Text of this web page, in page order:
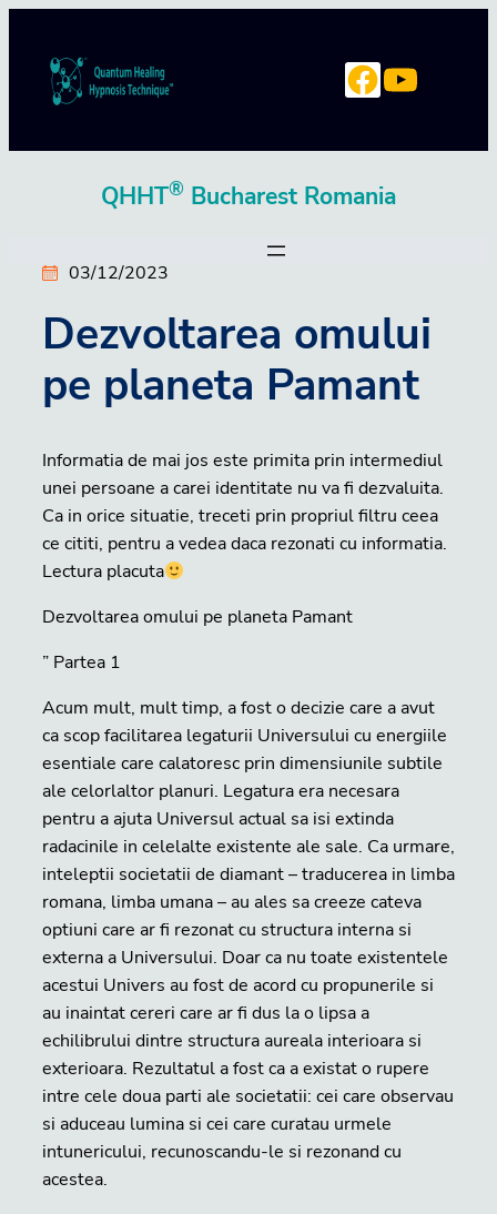
content
Facebook YouTube
QHHT® Bucharest Romania
03/12/2023
Dezvoltarea omului
pe planeta Pamant
Informatia de mai jos este primita prin intermediul
unei persoane a carei identitate nu va fi dezvaluita.
Ca in orice situatie, treceti prin propriul filtru ceea
ce cititi, pentru a vedea daca rezonati cu informatia.
Lectura placuta
Dezvoltarea omului pe planeta Pamant
” Partea 1
Acum mult, mult timp, a fost o decizie care a avut
ca scop facilitarea legaturii Universului cu energiile
esentiale care calatoresc prin dimensiunile subtile
ale celorlaltor planuri. Legatura era necesara
pentru a ajuta Universul actual sa isi extinda
radacinile in celelalte existente ale sale. Ca urmare,
inteleptii societatii de diamant – traducerea in limba
romana, limba umana – au ales sa creeze cateva
optiuni care ar fi rezonat cu structura interna si
externa a Universului. Doar ca nu toate existentele
acestui Univers au fost de acord cu propunerile si
au inaintat cereri care ar fi dus la o lipsa a
echilibrului dintre structura aureala interioara si
exterioara. Rezultatul a fost ca a existat o rupere
intre cele doua parti ale societatii: cei care observau
si aduceau lumina si cei care curatau urmele
intunericului, recunoscandu-le si rezonand cu
acestea.